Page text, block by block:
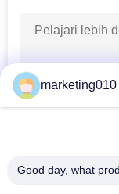
Rig
arah
marketing010
Good day, what